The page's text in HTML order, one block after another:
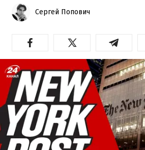
Сергей Попович